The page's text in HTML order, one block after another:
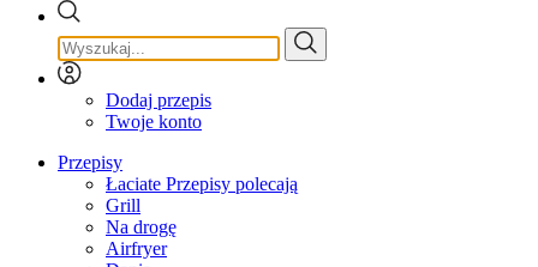
Dodaj przepis
Twoje konto
Przepisy
Łaciate Przepisy polecają
Grill
Na drogę
Airfryer